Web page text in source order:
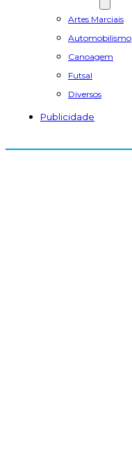
Artes Marciais
Automobilismo
Canoagem
Futsal
Diversos
Publicidade